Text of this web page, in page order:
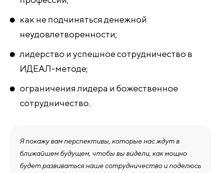
как не подчиняться денежной
неудовлетворенности;
лидерство и успешное сотрудничество в
ИДЕАЛ-методе;
ограничения лидера и божественное
сотрудничество.
Я покажу вам перспективы, которые нас ждут в
ближайшем будущем, чтобы вы видели, как мощно
будет развиваться наше сотрудничество и поделюсь